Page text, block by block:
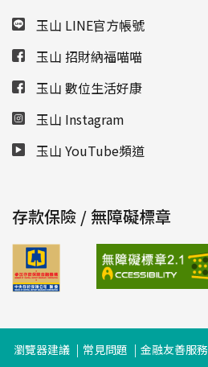
玉山 LINE官方帳號
玉山 招財納福喵喵
玉山 數位生活好康
玉山 Instagram
玉山 YouTube頻道
存款保險 / 無障礙標章
瀏覽器建議 常見問題 金融友善服務